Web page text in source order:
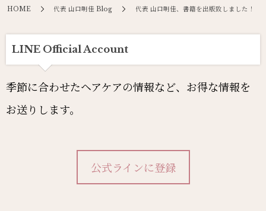
HOME 代表 山口明佳 Blog 代表 山口明佳、書籍を出版致しました！
LINE Official Account
季節に合わせたヘアケアの情報など、お得な情報を
お送りします。
公式ラインに登録